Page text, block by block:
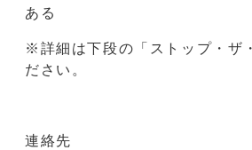
ある
※詳細は下段の「ストップ・ザ
ださい。
連絡先